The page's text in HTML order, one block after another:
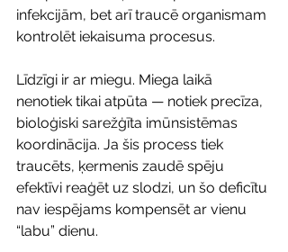
infekcijām, bet arī traucē organismam
kontrolēt iekaisuma procesus.
Līdzīgi ir ar miegu. Miega laikā
nenotiek tikai atpūta — notiek precīza,
bioloģiski sarežģīta imūnsistēmas
koordinācija. Ja šis process tiek
traucēts, ķermenis zaudē spēju
efektīvi reaģēt uz slodzi, un šo deficītu
nav iespējams kompensēt ar vienu
“labu” dienu.